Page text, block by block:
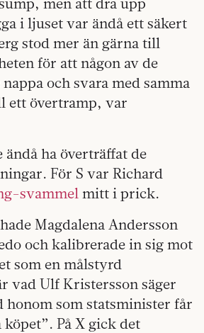
i ljuset var ändå ett säkert
stod mer än gärna till
för att någon av de
och svara med samma
ett övertramp, var
ändå ha överträffat de
För S var Richard
svammel mitt i prick.
Magdalena Andersson
och kalibrerade in sig mot
som en målstyrd
vad Ulf Kristersson säger
honom som statsminister får
köpet”. På X gick det